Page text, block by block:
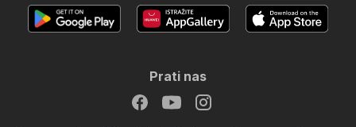
Prati nas